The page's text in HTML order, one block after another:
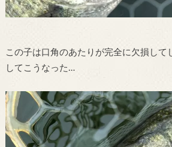
この子は口角のあたりが完全に欠損して
してこうなった…